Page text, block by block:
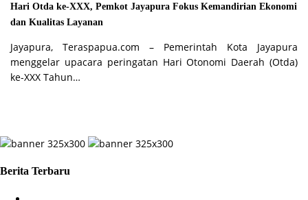
Hari Otda ke-XXX, Pemkot Jayapura Fokus Kemandirian Ekonomi
dan Kualitas Layanan
Jayapura, Teraspapua.com – Pemerintah Kota Jayapura
menggelar upacara peringatan Hari Otonomi Daerah (Otda)
ke-XXX Tahun…
Berita Terbaru